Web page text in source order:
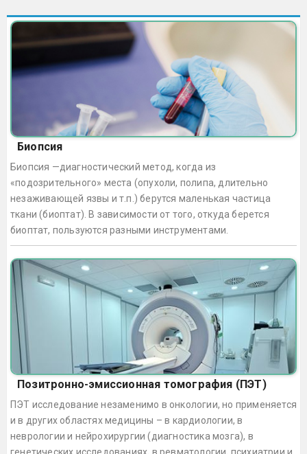
Биопсия
Биопсия —диагностический метод, когда из
«подозрительного» места (опухоли, полипа, длительно
незаживающей язвы и т.п.) берутся маленькая частица
ткани (биоптат). В зависимости от того, откуда берется
биоптат, пользуются разными инструментами.
Позитронно-эмиссионная томография (ПЭТ)
ПЭТ исследование незаменимо в онкологии, но применяется
и в других областях медицины – в кардиологии, в
неврологии и нейрохирургии (диагностика мозга), в